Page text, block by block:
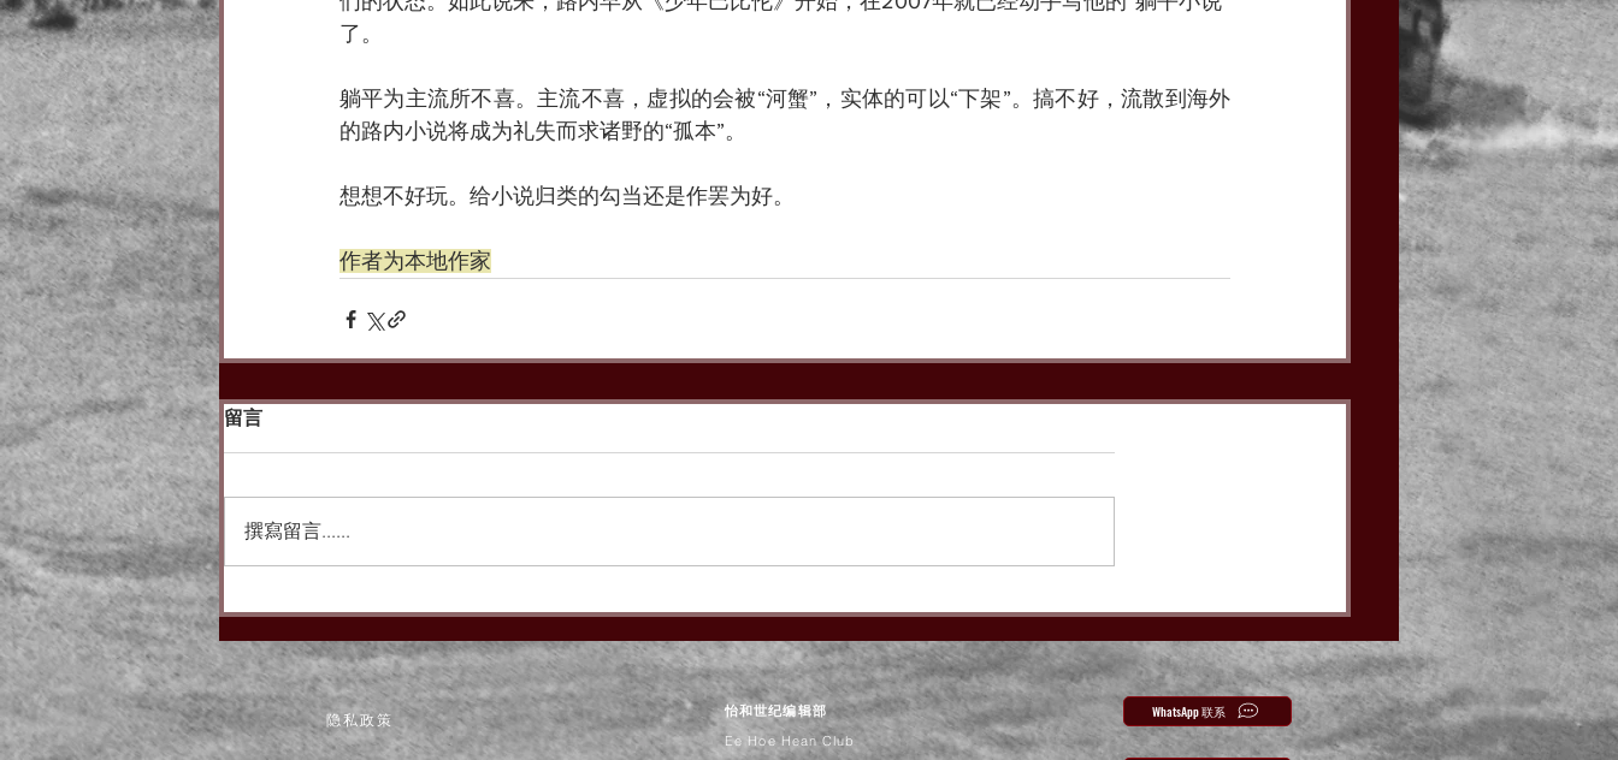
了。
躺平为主流所不喜。主流不喜，虚拟的会被“河蟹”，实体的可以“下架”。搞不好，流散到海外
的路内小说将成为礼失而求诸野的“孤本”。
想想不好玩。给小说归类的勾当还是作罢为好。
作者为本地作家
留言
撰寫留言......
隐私政策
怡和世纪编辑部
Ee Hoe Hean Club
WhatsApp 联系